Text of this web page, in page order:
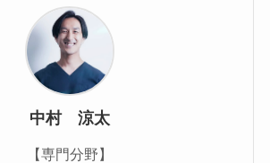
中村 涼太
【専門分野】